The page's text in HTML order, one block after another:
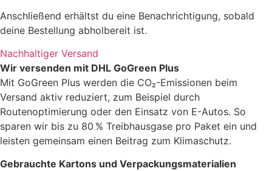
Anschließend erhältst du eine Benachrichtigung, sobald
deine Bestellung abholbereit ist.
Nachhaltiger Versand
Wir versenden mit DHL GoGreen Plus
Mit GoGreen Plus werden die CO₂-Emissionen beim
Versand aktiv reduziert, zum Beispiel durch
Routenoptimierung oder den Einsatz von E-Autos. So
sparen wir bis zu 80 % Treibhausgase pro Paket ein und
leisten gemeinsam einen Beitrag zum Klimaschutz.
Gebrauchte Kartons und Verpackungsmaterialien